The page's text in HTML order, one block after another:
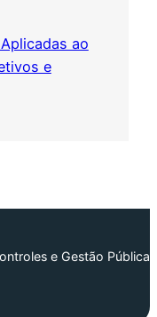
ao
e
e Gestão Pública